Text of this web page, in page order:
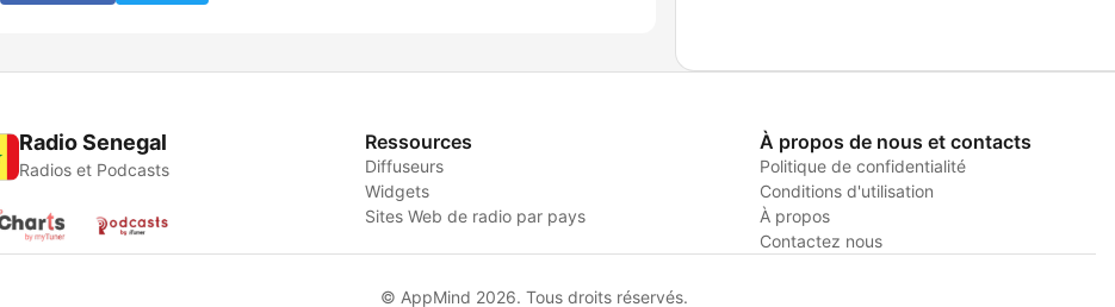
Radio Senegal
Radios et Podcasts
Ressources
Diffuseurs
Widgets
Sites Web de radio par pays
À propos de nous et contacts
Politique de confidentialité
Conditions d'utilisation
À propos
Contactez nous
© AppMind 2026. Tous droits réservés.